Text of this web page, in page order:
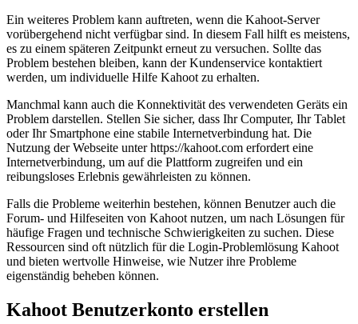
Ein weiteres Problem kann auftreten, wenn die Kahoot-Server
vorübergehend nicht verfügbar sind. In diesem Fall hilft es meistens,
es zu einem späteren Zeitpunkt erneut zu versuchen. Sollte das
Problem bestehen bleiben, kann der Kundenservice kontaktiert
werden, um individuelle Hilfe Kahoot zu erhalten.
Manchmal kann auch die Konnektivität des verwendeten Geräts ein
Problem darstellen. Stellen Sie sicher, dass Ihr Computer, Ihr Tablet
oder Ihr Smartphone eine stabile Internetverbindung hat. Die
Nutzung der Webseite unter https://kahoot.com erfordert eine
Internetverbindung, um auf die Plattform zugreifen und ein
reibungsloses Erlebnis gewährleisten zu können.
Falls die Probleme weiterhin bestehen, können Benutzer auch die
Forum- und Hilfeseiten von Kahoot nutzen, um nach Lösungen für
häufige Fragen und technische Schwierigkeiten zu suchen. Diese
Ressourcen sind oft nützlich für die Login-Problemlösung Kahoot
und bieten wertvolle Hinweise, wie Nutzer ihre Probleme
eigenständig beheben können.
Kahoot Benutzerkonto erstellen